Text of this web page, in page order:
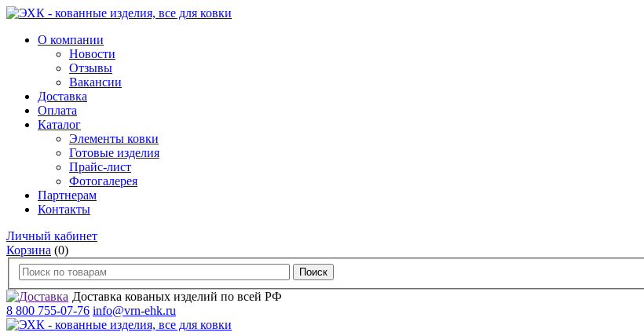
О компании
Новости
Отзывы
Вакансии
Доставка
Оплата
Каталог
Элементы ковки
Готовые изделия
Прайс-лист
Фотогалерея
Партнерам
Контакты
Личный кабинет
Корзина (0)
Доставка кованых изделий по всей РФ
8 800 755-07-76 info@vrn-ehk.ru